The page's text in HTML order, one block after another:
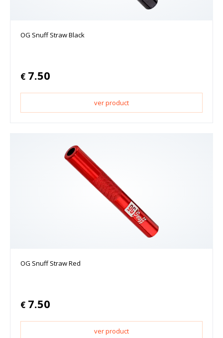
OG Snuff Straw Black
€ 7.50
ver product
OG Snuff Straw Red
€ 7.50
ver product